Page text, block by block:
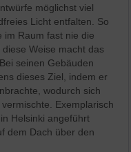
möglichst viel
Licht entfalten. So
im Raum fast nie die
Weise macht das
seinen Gebäuden
dieses Ziel, indem er
wodurch sich
Exemplarisch
Helsinki angeführt
dem Dach über den